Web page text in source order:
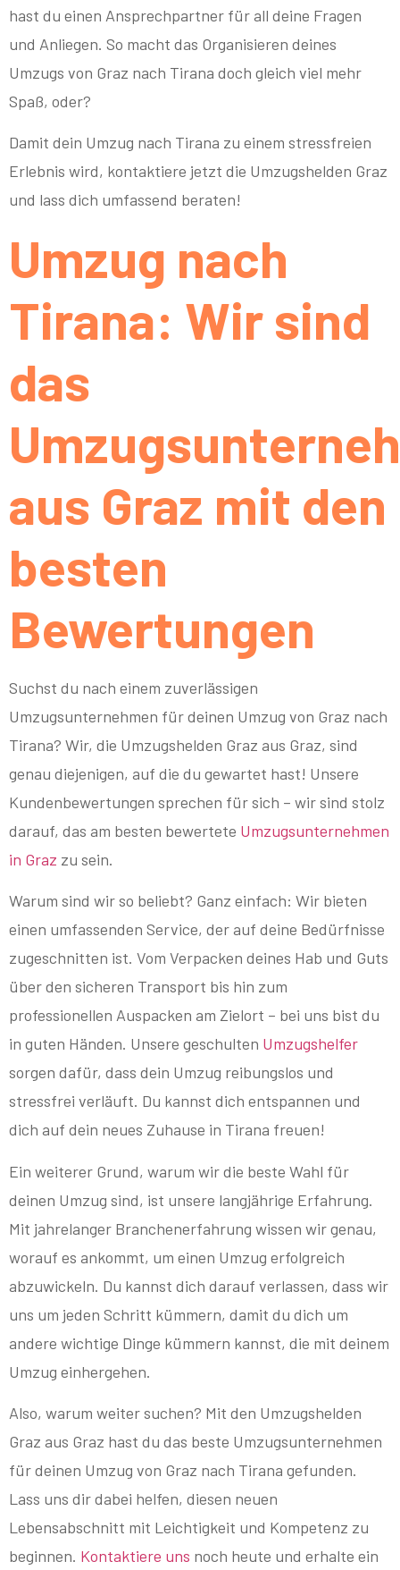
hast du einen Ansprechpartner für all deine Fragen
und Anliegen. So macht das Organisieren deines
Umzugs von Graz nach Tirana doch gleich viel mehr
Spaß, oder?
Damit dein Umzug nach Tirana zu einem stressfreien
Erlebnis wird, kontaktiere jetzt die Umzugshelden Graz
und lass dich umfassend beraten!
Umzug nach
Tirana: Wir sind
das
aus Graz mit den
besten
Bewertungen
Suchst du nach einem zuverlässigen
Umzugsunternehmen für deinen Umzug von Graz nach
Tirana? Wir, die Umzugshelden Graz aus Graz, sind
genau diejenigen, auf die du gewartet hast! Unsere
Kundenbewertungen sprechen für sich – wir sind stolz
darauf, das am besten bewertete Umzugsunternehmen
in Graz zu sein.
Warum sind wir so beliebt? Ganz einfach: Wir bieten
einen umfassenden Service, der auf deine Bedürfnisse
zugeschnitten ist. Vom Verpacken deines Hab und Guts
über den sicheren Transport bis hin zum
professionellen Auspacken am Zielort – bei uns bist du
in guten Händen. Unsere geschulten Umzugshelfer
sorgen dafür, dass dein Umzug reibungslos und
stressfrei verläuft. Du kannst dich entspannen und
dich auf dein neues Zuhause in Tirana freuen!
Ein weiterer Grund, warum wir die beste Wahl für
deinen Umzug sind, ist unsere langjährige Erfahrung.
Mit jahrelanger Branchenerfahrung wissen wir genau,
worauf es ankommt, um einen Umzug erfolgreich
abzuwickeln. Du kannst dich darauf verlassen, dass wir
uns um jeden Schritt kümmern, damit du dich um
andere wichtige Dinge kümmern kannst, die mit deinem
Umzug einhergehen.
Also, warum weiter suchen? Mit den Umzugshelden
Graz aus Graz hast du das beste Umzugsunternehmen
für deinen Umzug von Graz nach Tirana gefunden.
Lass uns dir dabei helfen, diesen neuen
Lebensabschnitt mit Leichtigkeit und Kompetenz zu
beginnen. Kontaktiere uns noch heute und erhalte ein